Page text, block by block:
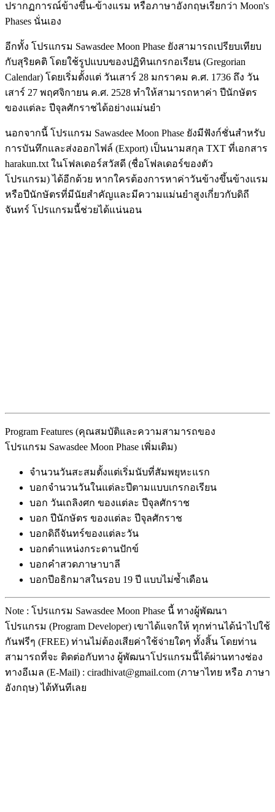
ปรากฏการณ์ข้างขึ้น-ข้างแรม หรือภาษาอังกฤษเรียกว่า Moon's
Phases นั่นเอง
อีกทั้ง โปรแกรม Sawasdee Moon Phase ยังสามารถเปรียบเทียบ
กับสุริยคติ โดยใช้รูปแบบของปฏิทินเกรกอเรียน (Gregorian
Calendar) โดยเริ่มตั้งแต่ วันเสาร์ 28 มกราคม ค.ศ. 1736 ถึง วัน
เสาร์ 27 พฤศจิกายน ค.ศ. 2528 ทำให้สามารถหาค่า ปีนักษัตร
ของแต่ละ ปีจุลศักราชได้อย่างแม่นยำ
นอกจากนี้ โปรแกรม Sawasdee Moon Phase ยังมีฟังก์ชั่นสำหรับ
การบันทึกและส่งออกไฟล์ (Export) เป็นนามสกุล TXT ที่เอกสาร
harakun.txt ในโฟลเดอร์สวัสดี (ชื่อโฟลเดอร์ของตัว
โปรแกรม) ได้อีกด้วย หากใครต้องการหาค่าวันข้างขึ้นข้างแรม
หรือปีนักษัตรที่มีนัยสำคัญและมีความแม่นยำสูงเกี่ยวกับดิถี
จันทร์ โปรแกรมนี้ช่วยได้แน่นอน
Program Features (คุณสมบัติและความสามารถของ
โปรแกรม Sawasdee Moon Phase เพิ่มเติม)
จำนวนวันสะสมตั้งแต่เริ่มนับที่สัมพยุหะแรก
บอกจำนวนวันในแต่ละปีตามแบบเกรกอเรียน
บอก วันเถลิงศก ของแต่ละ ปีจุลศักราช
บอก ปีนักษัตร ของแต่ละ ปีจุลศักราช
บอกดิถีจันทร์ของแต่ละวัน
บอกตำแหน่งกระดานปักข์
บอกคำสวดภาษาบาลี
บอกปีอธิกมาสในรอบ 19 ปี แบบไม่ซ้ำเดือน
Note : โปรแกรม Sawasdee Moon Phase นี้ ทางผู้พัฒนา
โปรแกรม (Program Developer) เขาได้แจกให้ ทุกท่านได้นำไปใช้
กันฟรีๆ (FREE) ท่านไม่ต้องเสียค่าใช้จ่ายใดๆ ทั้งสิ้น โดยท่าน
สามารถที่จะ ติดต่อกับทาง ผู้พัฒนาโปรแกรมนี้ได้ผ่านทางช่อง
ทางอีเมล (E-Mail) : ciradhivat@gmail.com (ภาษาไทย หรือ ภาษา
อังกฤษ) ได้ทันทีเลย